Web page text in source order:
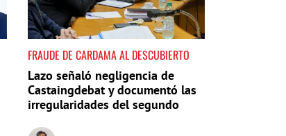
FRAUDE DE CARDAMA AL DESCUBIERTO
Lazo señaló negligencia de
Castaingdebat y documentó las
irregularidades del segundo